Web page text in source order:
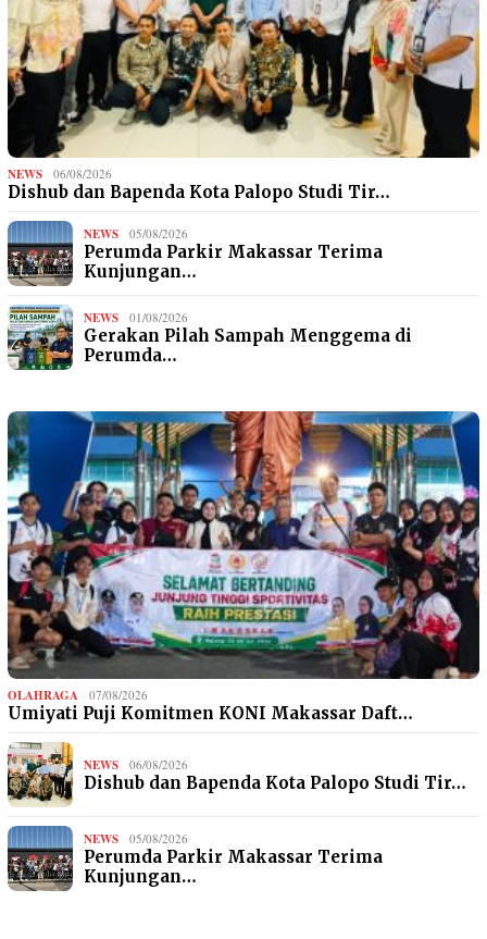
NEWS 06/08/2026
Dishub dan Bapenda Kota Palopo Studi Tir…
NEWS 05/08/2026
Perumda Parkir Makassar Terima
Kunjungan…
NEWS 01/08/2026
Gerakan Pilah Sampah Menggema di
Perumda…
OLAHRAGA 07/08/2026
Umiyati Puji Komitmen KONI Makassar Daft…
NEWS 06/08/2026
Dishub dan Bapenda Kota Palopo Studi Tir…
NEWS 05/08/2026
Perumda Parkir Makassar Terima
Kunjungan…